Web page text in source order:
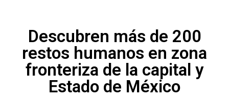
Descubren más de 200
restos humanos en zona
fronteriza de la capital y
Estado de México